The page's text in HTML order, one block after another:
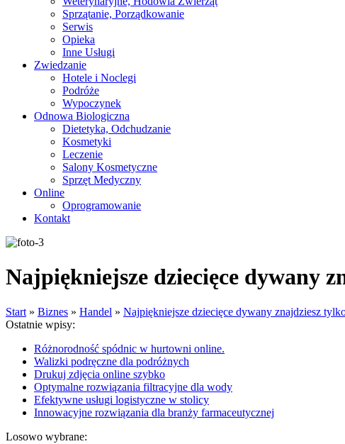
Sprzątanie, Porządkowanie
Serwis
Opieka
Inne Usługi
Zwiedzanie
Hotele i Noclegi
Podróże
Wypoczynek
Odnowa Biologiczna
Dietetyka, Odchudzanie
Kosmetyki
Leczenie
Salony Kosmetyczne
Sprzęt Medyczny
Online
Oprogramowanie
Kontakt
Najpiękniejsze dziecięce dywany
Start » Biznes » Handel » Najpiękniejsze dziecięce dywany znajdziesz
Ostatnie wpisy:
Różnorodność spódnic w hurtowni online.
Walizki podręczne dla podróżnych
Drukuj zdjęcia online szybko
Optymalne rozwiązania filtracyjne dla wody
Efektywne usługi logistyczne w stolicy
Innowacyjne rozwiązania dla branży farmaceutycznej
Losowo wybrane: